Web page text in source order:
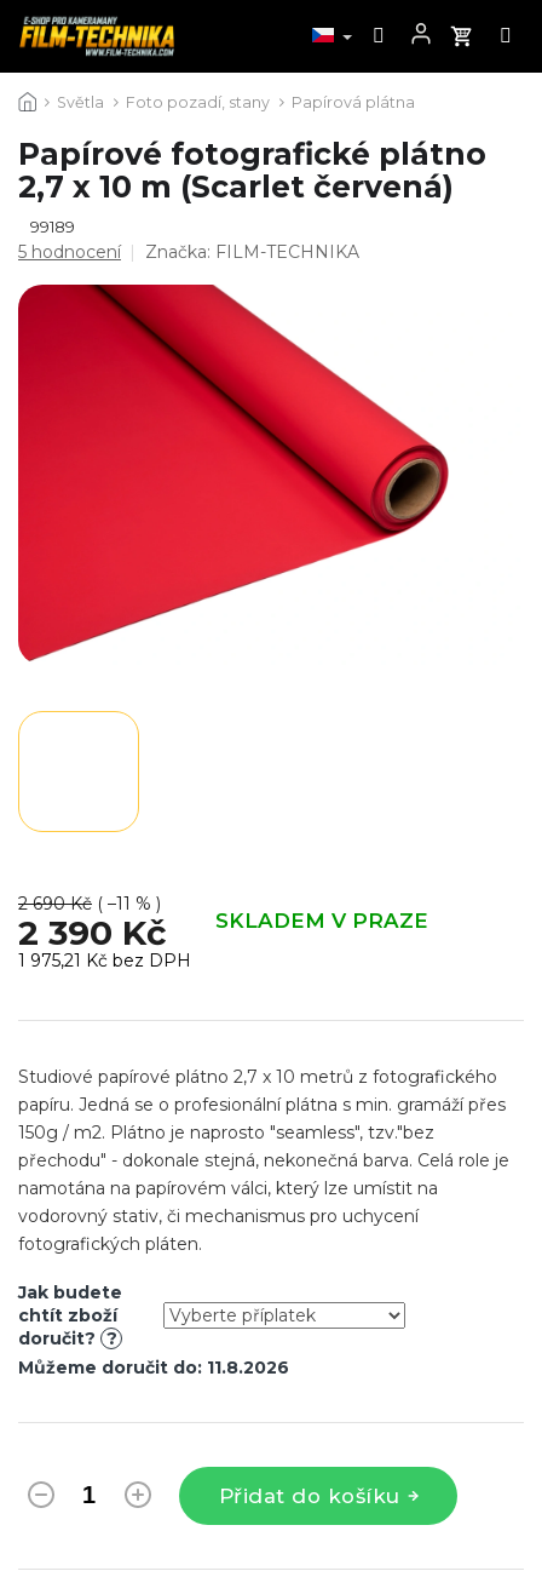
na
Světla Foto pozadí, stany Papírová plátna
Papírové fotografické plátno
2,7 x 10 m (Scarlet červená)
99189
Průměrné
produktu
5 hodnocení Značka: FILM-TECHNIKA
2 690 Kč ( –11 % )
2 390 Kč SKLADEM V PRAZE
1 975,21 Kč bez DPH
cena:
Jak budete
chtít zboží
doručit? ?
Můžeme doručit do: 11.8.2026
Přidat do košíku
Studiové papírové plátno 2,7 x 10 metrů z fotografického
papíru. Jedná se o profesionální plátna s min. gramáží přes
150g / m2. Plátno je naprosto "seamless", tzv."bez
přechodu" - dokonale stejná, nekonečná barva. Celá role je
namotána na papírovém válci, který lze umístit na
vodorovný stativ, či mechanismus pro uchycení
fotografických pláten.